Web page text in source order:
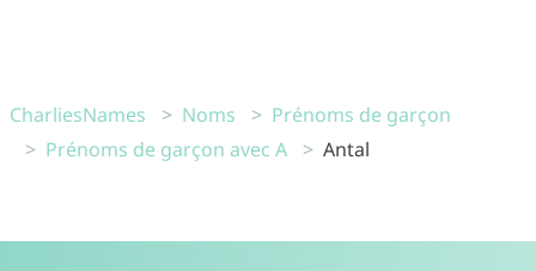
CharliesNames Noms
Prénoms de garçon
Prénoms de garçon avec A
Antal